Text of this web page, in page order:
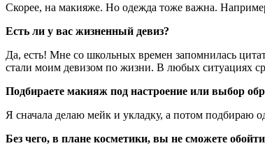
Скорее, на макияже. Но одежда тоже важна.
Есть ли у вас жизненный девиз?
Да, есть! Мне со школьных времен запомнилась
стали моим девизом по жизни. В любых ситуациях
Подбираете макияж под настроение или выбор
Я сначала делаю мейк и укладку, а потом подбираю
Без чего, в плане косметики, вы не сможете